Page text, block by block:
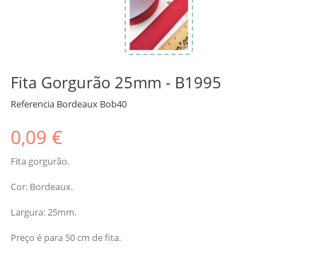
Fita Gorgurão 25mm - B1995
Referencia Bordeaux Bob40
0,09 €
Fita gorgurão.
Cor: Bordeaux.
Largura: 25mm.
Preço é para 50 cm de fita.